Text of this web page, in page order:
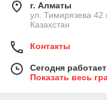
г. Алматы
ул. Тимирязева 42
Казахстан
Контакты
Сегодня
Показать весь